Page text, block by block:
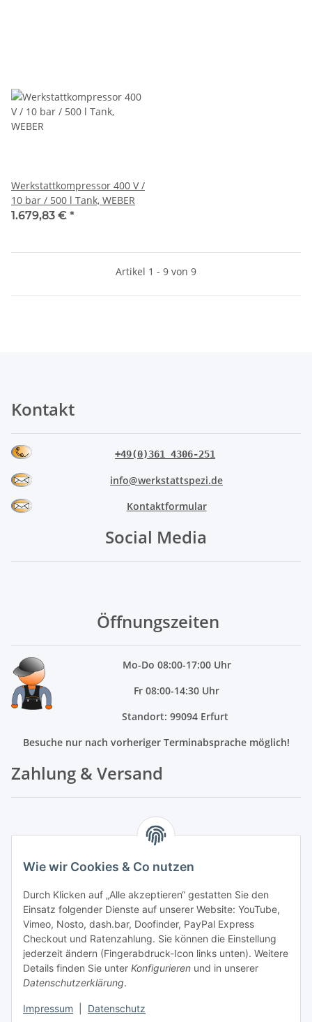
Werkstattkompressor 400 V /
10 bar / 500 l Tank, WEBER
1.679,83 € *
Artikel 1 - 9 von 9
Kontakt
+49(0)361 4306-251
info@werkstattspezi.de
Kontaktformular
Social Media
Öffnungszeiten
Mo-Do 08:00-17:00 Uhr
Fr 08:00-14:30 Uhr
Standort: 99094 Erfurt
Besuche nur nach vorheriger Terminabsprache möglich!
Zahlung & Versand
Versandkosten
weitere Angaben
Impressum IAGBI Widerrufsrecht
Wie wir Cookies & Co nutzen
Durch Klicken auf „Alle akzeptieren“ gestatten Sie den
Einsatz folgender Dienste auf unserer Website: YouTube,
Vimeo, Nosto, dash.bar, Doofinder, PayPal Express
Checkout und Ratenzahlung. Sie können die Einstellung
jederzeit ändern (Fingerabdruck-Icon links unten). Weitere
Details finden Sie unter Konfigurieren und in unserer
Datenschutzerklärung.
Impressum Datenschutz